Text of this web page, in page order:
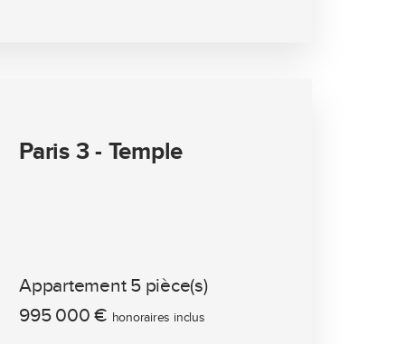
Paris 3 - Temple
Appartement 5 pièce(s)
995 000 € honoraires inclus